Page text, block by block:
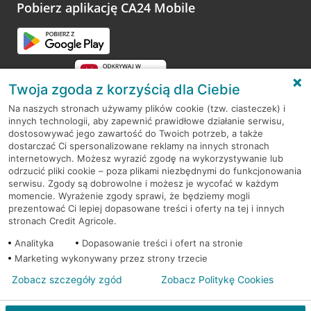
opinie.
Pobierz aplikację CA24 Mobile
RODO
Regulamin serwisu
Mapa serwisu
PolitykaCookies
© 2026 Credit Agricole Bank Polska S.A. Wszelkie prawa zastrzeżone
Twoja zgoda z korzyścią dla Ciebie
Na naszych stronach używamy plików cookie (tzw. ciasteczek) i
innych technologii, aby zapewnić prawidłowe działanie serwisu,
dostosowywać jego zawartość do Twoich potrzeb, a także
dostarczać Ci spersonalizowane reklamy na innych stronach
internetowych. Możesz wyrazić zgodę na wykorzystywanie lub
odrzucić pliki cookie – poza plikami niezbędnymi do funkcjonowania
serwisu. Zgody są dobrowolne i możesz je wycofać w każdym
momencie. Wyrażenie zgody sprawi, że będziemy mogli
prezentować Ci lepiej dopasowane treści i oferty na tej i innych
stronach Credit Agricole.
Analityka
Dopasowanie treści i ofert na stronie
Marketing wykonywany przez strony trzecie
Zobacz szczegóły zgód Zobacz Politykę Cookies